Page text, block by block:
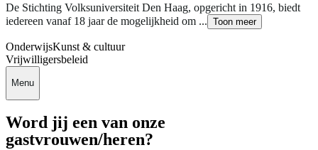
De Stichting Volksuniversiteit Den Haag, opgericht in 1916, biedt
iedereen vanaf 18 jaar de mogelijkheid om ... Toon meer
OnderwijsKunst & cultuur
Vrijwilligersbeleid
Menu
Word jij een van onze
gastvrouwen/heren?